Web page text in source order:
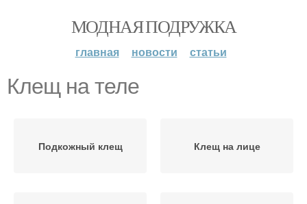
МОДНАЯ ПОДРУЖКА
главная новости статьи
Клещ на теле
Подкожный клещ Клещ на лице